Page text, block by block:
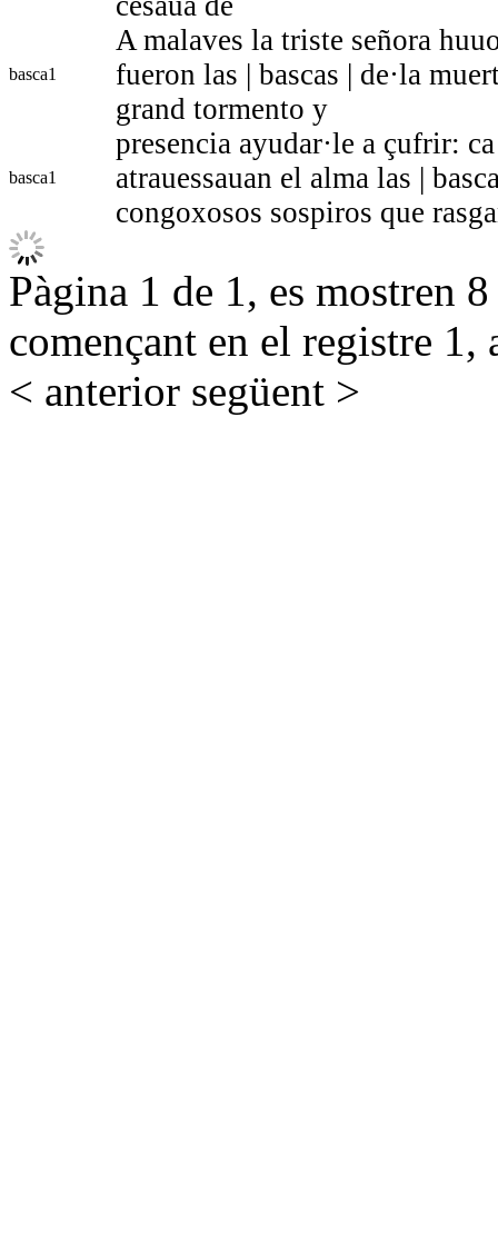
basca1
A malaves la triste señora
fueron las | bascas | de·la
grand tormento y
basca1
presencia ayudar·le a çufrir:
atrauessauan el alma las |
congoxosos sospiros que
Pàgina 1 de 1, es mostren
començant en el registre 1,
< anterior següent >